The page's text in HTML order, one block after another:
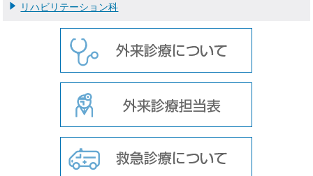
リハビリテーション科